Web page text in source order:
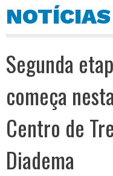
NOTÍCIAS
Segunda
começa
Centro de
Diadema